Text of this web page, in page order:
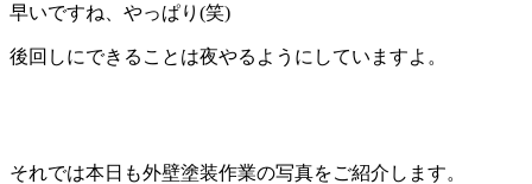
早いですね、やっぱり(笑)
後回しにできることは夜やるようにしていますよ。
それでは本日も外壁塗装作業の写真をご紹介します。